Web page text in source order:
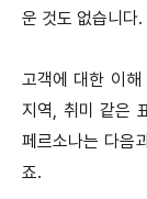
운 것도 없습니다.
고객에 대한 이해
지역, 취미 같은
페르소나는 다음
죠.